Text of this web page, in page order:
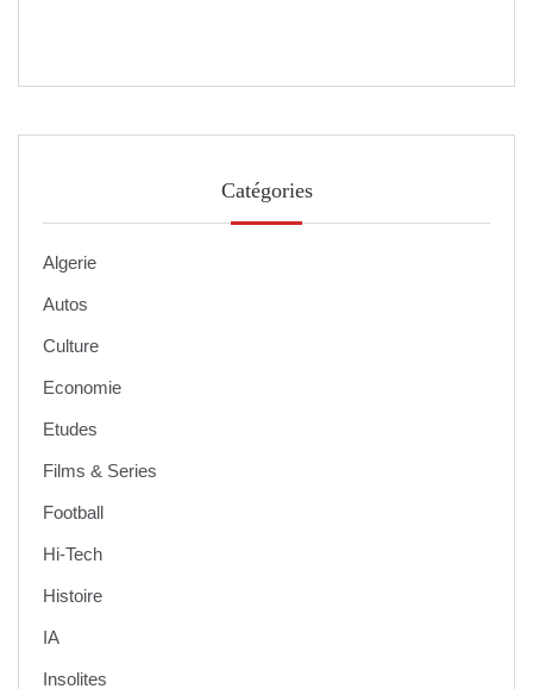
Catégories
Algerie
Autos
Culture
Economie
Etudes
Films & Series
Football
Hi-Tech
Histoire
IA
Insolites